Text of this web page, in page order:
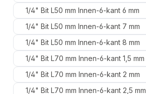
1/4" Bit L50 mm Innen-6-kant 6 mm
1/4" Bit L50 mm Innen-6-kant 7 mm
1/4" Bit L50 mm Innen-6-kant 8 mm
1/4" Bit L70 mm Innen-6-kant 1,5 mm
1/4" Bit L70 mm Innen-6-kant 2 mm
1/4" Bit L70 mm Innen-6-kant 2,5 mm